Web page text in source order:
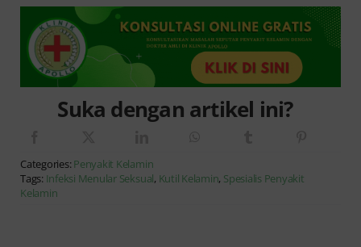
Suka dengan artikel ini?
Categories: Penyakit Kelamin
Tags: Infeksi Menular Seksual, Kutil Kelamin, Spesialis Penyakit
Kelamin